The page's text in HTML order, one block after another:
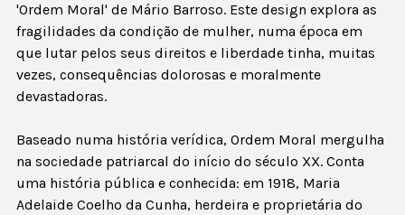
'Ordem Moral' de Mário Barroso. Este design explora as
fragilidades da condição de mulher, numa época em
que lutar pelos seus direitos e liberdade tinha, muitas
vezes, consequências dolorosas e moralmente
devastadoras.
Baseado numa história verídica, Ordem Moral mergulha
na sociedade patriarcal do início do século XX. Conta
uma história pública e conhecida: em 1918, Maria
Adelaide Coelho da Cunha, herdeira e proprietária do